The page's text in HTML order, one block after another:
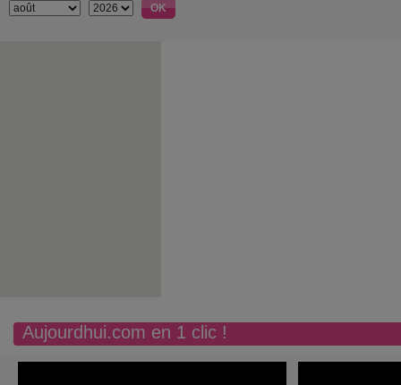
Aujourdhui.com en 1 clic !